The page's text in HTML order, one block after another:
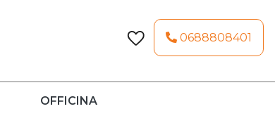
0688808401
OFFICINA